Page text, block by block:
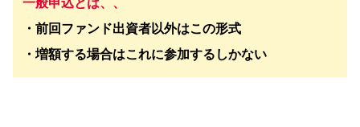
一般申込とは、、
・前回ファンド出資者以外はこの形式
・増額する場合はこれに参加するしかない